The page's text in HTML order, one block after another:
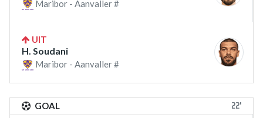
Maribor - Aanvaller #
UIT
H. Soudani
Maribor - Aanvaller #
GOAL 22'